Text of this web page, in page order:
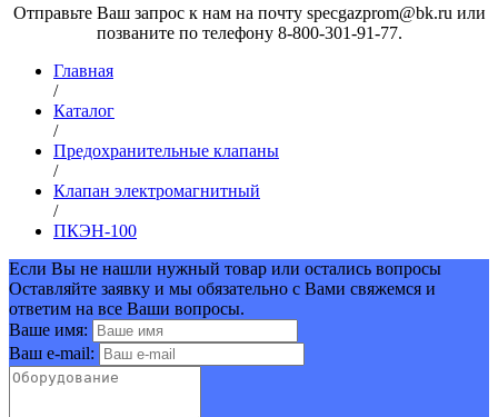
Отправьте Ваш запрос к нам на почту specgazprom@bk.ru или
позваните по телефону 8-800-301-91-77.
Главная
/
Каталог
/
Предохранительные клапаны
/
Клапан электромагнитный
/
ПКЭН-100
Если Вы не нашли нужный товар или остались вопросы
Оставляйте заявку и мы обязательно с Вами свяжемся и
ответим на все Ваши вопросы.
Ваше имя:
Ваш e-mail: